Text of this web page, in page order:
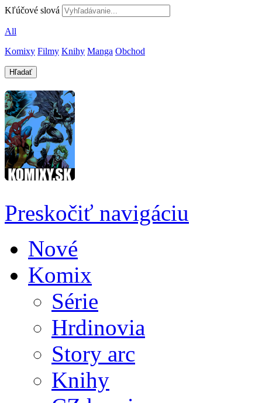
Kľúčové slová
All
Komixy Filmy Knihy Manga Obchod
Preskočiť navigáciu
Nové
Komix
Série
Hrdinovia
Story arc
Knihy